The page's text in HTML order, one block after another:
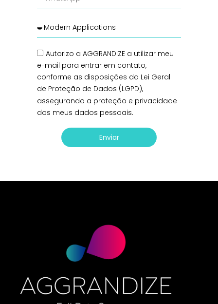
Autorizo a AGGRANDIZE a utilizar meu
e-mail para entrar em contato,
conforme as disposições da Lei Geral
de Proteção de Dados (LGPD),
assegurando a proteção e privacidade
dos meus dados pessoais.
Enviar